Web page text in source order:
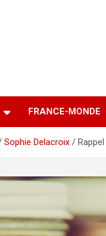
FRANCE-MONDE
Sophie Delacroix